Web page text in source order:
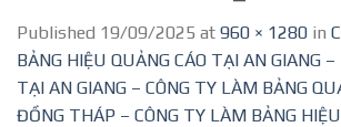
Published 19/09/2025 at 960 × 1280 in
BẢNG HIỆU QUẢNG CÁO TẠI AN GIANG
TẠI AN GIANG – CÔNG TY LÀM BẢNG
ĐỒNG THÁP – CÔNG TY LÀM BẢNG